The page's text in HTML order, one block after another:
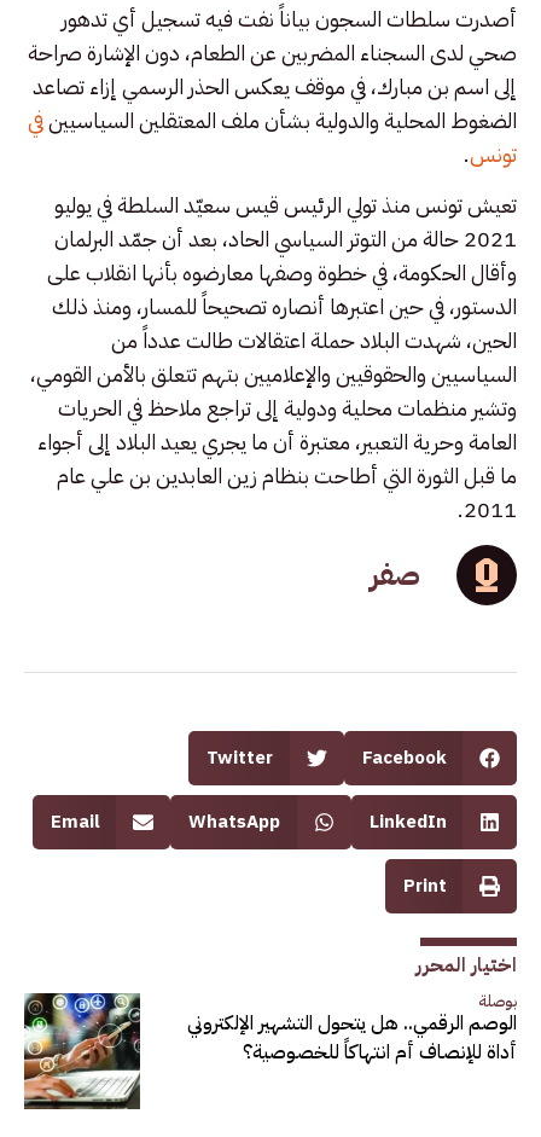
أصدرت سلطات السجون بياناً نفت فيه تسجيل أي تدهور
صحي لدى السجناء المضربين عن الطعام، دون الإشارة صراحة
إلى اسم بن مبارك، في موقف يعكس الحذر الرسمي إزاء تصاعد
الضغوط المحلية والدولية بشأن ملف المعتقلين السياسيينفي
تونس.
تعيش تونس منذ تولي الرئيس قيس سعيّد السلطة في يوليو
2021 حالة من التوتر السياسي الحاد، بعد أن جمّد البرلمان
وأقال الحكومة، في خطوة وصفها معارضوه بأنها انقلاب على
الدستور، في حين اعتبرها أنصاره تصحيحاً للمسار، ومنذ ذلك
الحين، شهدت البلاد حملة اعتقالات طالت عدداً من
السياسيين والحقوقيين والإعلاميين بتهم تتعلق بالأمن القومي،
وتشير منظمات محلية ودولية إلى تراجع ملاحظ في الحريات
العامة وحرية التعبير، معتبرة أن ما يجري يعيد البلاد إلى أجواء
ما قبل الثورة التي أطاحت بنظام زين العابدين بن علي عام
2011.
صفر
Facebook
Twitter
LinkedIn
WhatsApp
Email
Print
اختيار المحرر
بوصلة
الوصم الرقمي.. هل يتحول التشهير الإلكتروني
أداة للإنصاف أم انتهاكاً للخصوصية؟